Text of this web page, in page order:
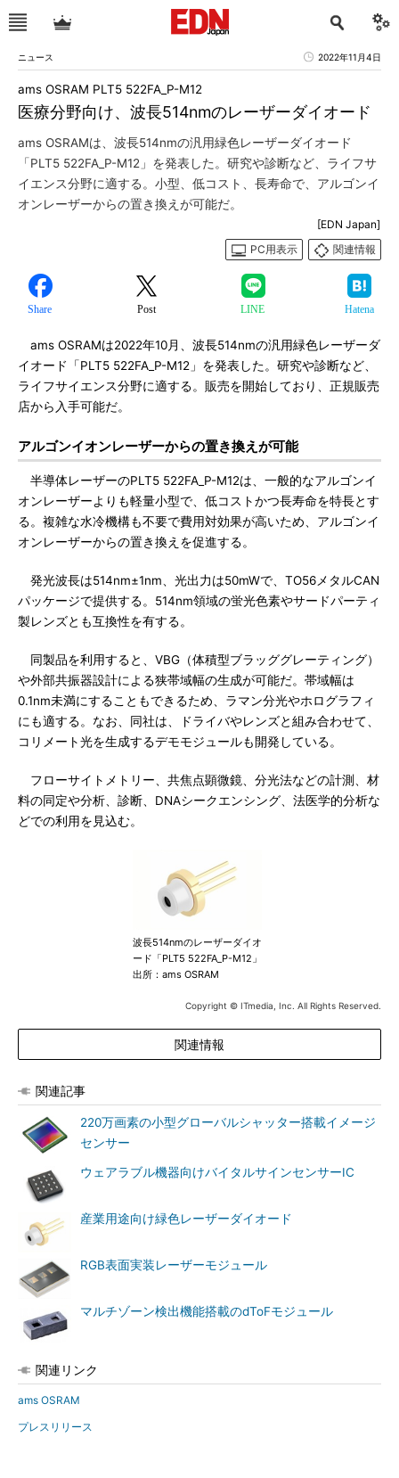
ニュース 2022年11月4日
医療分野向け、波長514nmのレーザーダイオード
ams OSRAM PLT5 522FA_P-M12
ams OSRAMは、波長514nmの汎用緑色レーザーダイオード
「PLT5 522FA_P-M12」を発表した。研究や診断など、ライフサ
イエンス分野に適する。小型、低コスト、長寿命で、アルゴンイ
オンレーザーからの置き換えが可能だ。
[EDN Japan]
PC用表示
関連情報
Share Post LINE Hatena
ams OSRAMは2022年10月、波長514nmの汎用緑色レーザーダ
イオード「PLT5 522FA_P-M12」を発表した。研究や診断など、
ライフサイエンス分野に適する。販売を開始しており、正規販売
店から入手可能だ。
アルゴンイオンレーザーからの置き換えが可能
半導体レーザーのPLT5 522FA_P-M12は、一般的なアルゴンイ
オンレーザーよりも軽量小型で、低コストかつ長寿命を特長とす
る。複雑な水冷機構も不要で費用対効果が高いため、アルゴンイ
オンレーザーからの置き換えを促進する。
発光波長は514nm±1nm、光出力は50mWで、TO56メタルCAN
パッケージで提供する。514nm領域の蛍光色素やサードパーティ
製レンズとも互換性を有する。
同製品を利用すると、VBG（体積型ブラッググレーティング）
や外部共振器設計による狭帯域幅の生成が可能だ。帯域幅は
0.1nm未満にすることもできるため、ラマン分光やホログラフィ
にも適する。なお、同社は、ドライバやレンズと組み合わせて、
コリメート光を生成するデモモジュールも開発している。
フローサイトメトリー、共焦点顕微鏡、分光法などの計測、材
料の同定や分析、診断、DNAシークエンシング、法医学的分析な
どでの利用を見込む。
波長514nmのレーザーダイオ
ード「PLT5 522FA_P-M12」
出所：ams OSRAM
Copyright © ITmedia, Inc. All Rights Reserved.
関連情報
関連記事
220万画素の小型グローバルシャッター搭載イメージ
センサー
ウェアラブル機器向けバイタルサインセンサーIC
産業用途向け緑色レーザーダイオード
RGB表面実装レーザーモジュール
マルチゾーン検出機能搭載のdToFモジュール
関連リンク
ams OSRAM
プレスリリース